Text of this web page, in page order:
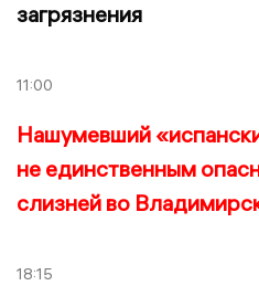
загрязнения
11:00
Нашумевший
не единственным
слизней во
18:15